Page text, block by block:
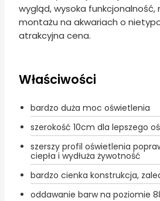
wygląd, wysoka funkcjonalność,
montażu na akwariach o
atrakcyjna cena.
Właściwości
bardzo duża moc oświetlenia
szerokość 10cm dla lepszego
szerszy profil oświetlenia
ciepła i wydłuża żywotność
bardzo cienka konstrukcja,
oddawanie barw na poziomie